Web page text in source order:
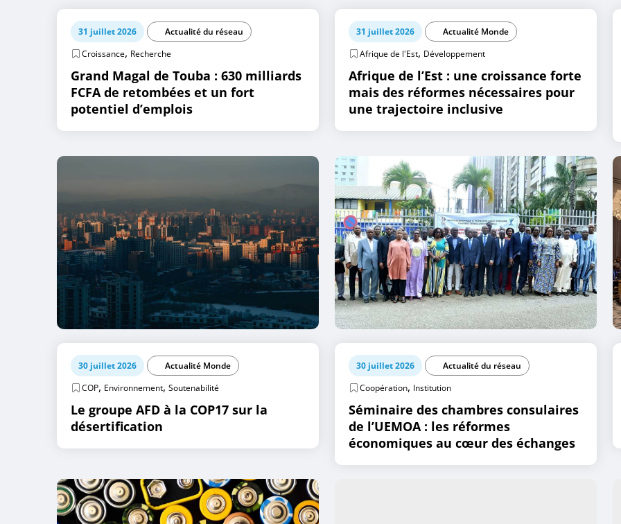
31 juillet 2026
Actualité du réseau
Croissance, Recherche
Grand Magal de Touba : 630 milliards
FCFA de retombées et un fort
potentiel d’emplois
31 juillet 2026
Actualité Monde
Afrique de l'Est, Développement
Afrique de l’Est : une croissance forte
mais des réformes nécessaires pour
une trajectoire inclusive
30 juillet 2026
Actualité Monde
COP, Environnement, Soutenabilité
Le groupe AFD à la COP17 sur la
désertification
30 juillet 2026
Actualité du réseau
Coopération, Institution
Séminaire des chambres consulaires
de l’UEMOA : les réformes
économiques au cœur des échanges